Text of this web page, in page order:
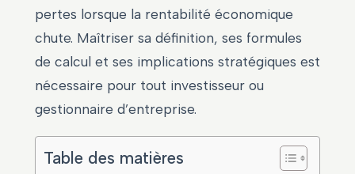
pertes lorsque la rentabilité économique
chute. Maîtriser sa définition, ses formules
de calcul et ses implications stratégiques est
nécessaire pour tout investisseur ou
gestionnaire d’entreprise.
Table des matières